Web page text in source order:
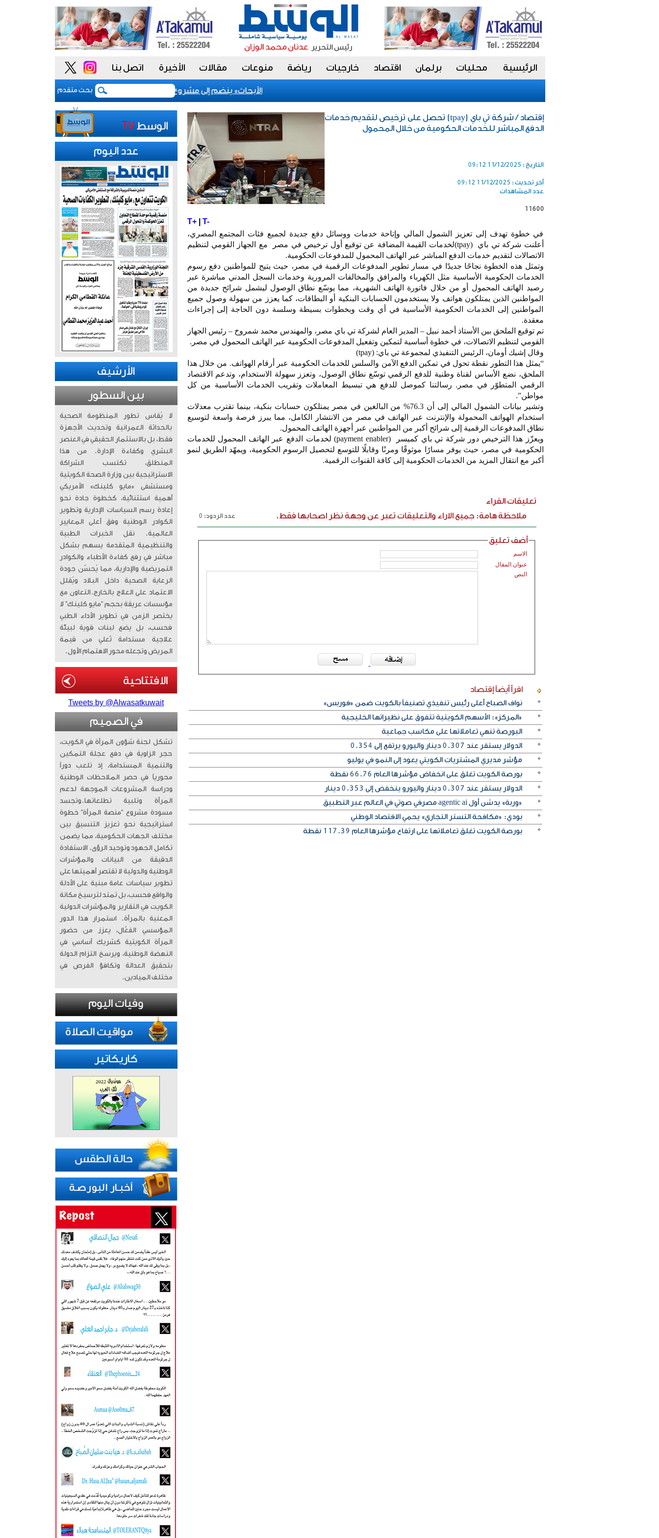
الرئيسية محليات برلمان اقتصاد خارجيات رياضة منوعات مقالات الأخيرة اتصل بنا
بحث متقدم
«الأبحاث» ينضم إلى مشروع «أداء» للسلوك الوظيفي لتعزيز «النزاهة والشفافية»
إقتصاد / شركة تي باي (tpay) تحصل على ترخيص لتقديم خدمات
الدفع المباشر للخدمات الحكومية من خلال المحمول
التاريخ : 11/12/2025 09:12
آخر تحديث : 11/12/2025 09:12
عدد المشاهدات
11600
T+| T-
في خطوة تهدف إلى تعزيز الشمول المالي وإتاحة خدمات ووسائل دفع جديدة لجميع فئات المجتمع المصري،
أعلنت شركة تي باي (tpay)لخدمات القيمة المضافة عن توقيع أول ترخيص في مصر مع الجهاز القومي لتنظيم
الاتصالات لتقديم خدمات الدفع المباشر عبر الهاتف المحمول للمدفوعات الحكومية.
وتمثل هذه الخطوة نجاحًا جديدًا في مسار تطوير المدفوعات الرقمية في مصر، حيث يتيح للمواطنين دفع رسوم
الخدمات الحكومية الأساسية مثل الكهرباء والمرافق والمخالفات المرورية وخدمات السجل المدني مباشرة عبر
رصيد الهاتف المحمول أو من خلال فاتورة الهاتف الشهرية، مما يوسّع نطاق الوصول ليشمل شرائح جديدة من
المواطنين الذين يمتلكون هواتف ولا يستخدمون الحسابات البنكية أو البطاقات، كما يعزز من سهولة وصول جميع
المواطنين إلى الخدمات الحكومية الأساسية في أي وقت وبخطوات بسيطة وسلسة دون الحاجة إلى إجراءات
معقدة.
تم توقيع الملحق بين الأستاذ أحمد نبيل – المدير العام لشركة تي باي مصر، والمهندس محمد شمروخ – رئيس الجهاز
القومي لتنظيم الاتصالات، في خطوة أساسية لتمكين وتفعيل المدفوعات الحكومية عبر الهاتف المحمول في مصر.
وقال إشيك أومان، الرئيس التنفيذي لمجموعة تي باي: (tpay)
“يمثل هذا التطور نقطة تحول في تمكين الدفع الآمن والسلس للخدمات الحكومية عبر أرقام الهواتف. من خلال هذا
الملحق، نضع الأساس لقناة وطنية للدفع الرقمي توسّع نطاق الوصول، وتعزز سهولة الاستخدام، وتدعم الاقتصاد
الرقمي المتطوّر في مصر. رسالتنا كموصل للدفع هي تبسيط المعاملات وتقريب الخدمات الأساسية من كل
مواطن”.
وتشير بيانات الشمول المالي إلى أن 76.3% من البالغين في مصر يمتلكون حسابات بنكية، بينما تقترب معدلات
استخدام الهواتف المحمولة والإنترنت عبر الهاتف في مصر من الانتشار الكامل، مما يبرز فرصة واسعة لتوسيع
نطاق المدفوعات الرقمية إلى شرائح أكبر من المواطنين عبر أجهزة الهاتف المحمول.
ويعزّز هذا الترخيص دور شركة تي باي كميسر (payment enabler) لخدمات الدفع عبر الهاتف المحمول للخدمات
الحكومية في مصر، حيث يوفر مسارًا موثوقًا ومرنًا وقابلًا للتوسع لتحصيل الرسوم الحكومية، ويمهّد الطريق لنمو
أكبر مع انتقال المزيد من الخدمات الحكومية إلى كافة القنوات الرقمية.
تعليقات القراء
ملاحظة هامة: جميع الاراء والتعليقات تعبر عن وجهة نظر اصحابها فقط.
عدد الردود: 0
أضف تعليق
الاسم
عنوان المقال
النص
اقرأ أيضاًإقتصاد
نواف الصباح أعلى رئيس تنفيذي تصنيفاً بالكويت ضمن «فوربس»
«المركز»: الأسهم الكويتية تتفوق على نظيراتها الخليجية
البورصة تنهي تعاملاتها على مكاسب جماعية
الدولار يستقر عند 0.307 دينار واليورو يرتفع إلى 0.354
مؤشر مديري المشتريات الكويتي يعود إلى النمو في يوليو
بورصة الكويت تغلق على انخفاض مؤشرها العام 66.76 نقطة
الدولار يستقر عند 0.307 دينار واليورو ينخفض إلى 0.353 دينار
«وربة» يدشن أول agentic ai مصرفي صوتي في العالم عبر التطبيق
بودي: «مكافحة التستر التجاري» يحمي الاقتصاد الوطني
بورصة الكويت تغلق تعاملاتها على ارتفاع مؤشرها العام 117.39 نقطة
عدد اليوم
الأرشيف
بين السطور
لا يُقاس تطور المنظومة الصحية
بالحداثة العمرانية وتحديث الأجهزة
فقط، بل بالاستثمار الحقيقي في العنصر
البشري وكفاءة الإدارة. من هذا
المنطلق، تكتسب الشراكة
الاستراتيجية بين وزارة الصحة الكويتية
ومستشفى «مايو كلينك» الأمريكي
أهمية استثنائية، كخطوة جادة نحو
إعادة رسم السياسات الإدارية وتطوير
الكوادر الوطنية وفق أعلى المعايير
العالمية. ​ نقل الخبرات الطبية
والتنظيمية المتقدمة يسهم بشكل
مباشر في رفع كفاءة الأطباء والكوادر
التمريضية والإدارية، مما يُحسّن جودة
الرعاية الصحية داخل البلاد ويُقلل
الاعتماد على العلاج بالخارج. ​التعاون مع
مؤسسات عريقة بحجم “مايو كلينك” لا
يختصر الزمن في تطوير الأداء الطبي
فحسب، بل يضع لبنات قوية لبيئة
علاجية مستدامة تُعلي من قيمة
المريض وتجعله محور الاهتمام الأول.
Tweets by @Alwasatkuwait
في الصميم
تشكل لجنة شؤون المرأة في الكويت،
حجر الزاوية في دفع عجلة التمكين
والتنمية المستدامة، إذ تلعب دوراً
محورياً في حصر الملاحظات الوطنية
ودراسة المشروعات الموجهة لدعم
المرأة وتلبية تطلعاتها. ​وتجسد
مسودة مشروع “منصة المرأة” خطوة
استراتيجية نحو تعزيز التنسيق بين
مختلف الجهات الحكومية، مما يضمن
تكامل الجهود وتوحيد الرؤى. الاستفادة
الدقيقة من البيانات والمؤشرات
الوطنية والدولية لا تقتصر أهميتها على
تطوير سياسات عامة مبنية على الأدلة
والواقع فحسب، بل تمتد لترسيخ مكانة
الكويت في التقارير والمؤشرات الدولية
المعنية بالمرأة. ​ استمرار هذا الدور
المؤسسي الفعّال، يعزز من حضور
المرأة الكويتية كشريك أساسي في
النهضة الوطنية، ويرسخ التزام الدولة
بتحقيق العدالة وتكافؤ الفرص في
مختلف الميادين.
كاريكاتير